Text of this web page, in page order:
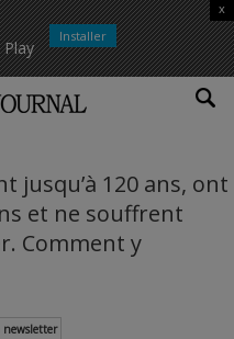
Play
x
Installer
jusqu’à 120 ans, ont
et ne souffrent
Comment y
newsletter